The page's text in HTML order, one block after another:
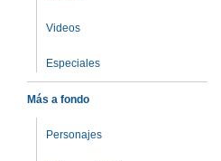
Videos
Especiales
Más a fondo
Personajes